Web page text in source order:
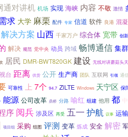
通对讲机 机场 实现 海峡 内容 不敬 激情
求 大学 麻栗 配件 专家 信道 软件 良港 混
解决方案 山西 千家万户 综合体 宽带 创
解决 规范 党中央 动员 跨域 畅博通信 集群
居民 DMR-BWT820GK 建设 无线对讲蘑菇头
台 距离 供货 公开 生产商 团队 互联网 引领 通
可靠性 上 7个 94.7 ZiLTE Windows 天宁区 保
能源 公司改革 鼎桥 分路 喻红 组建 他用 都
序 阅兵 涉及区 再受 五一 护航 议事 运
项目组 采购 组图 评测 变革 炼成 安全 解密